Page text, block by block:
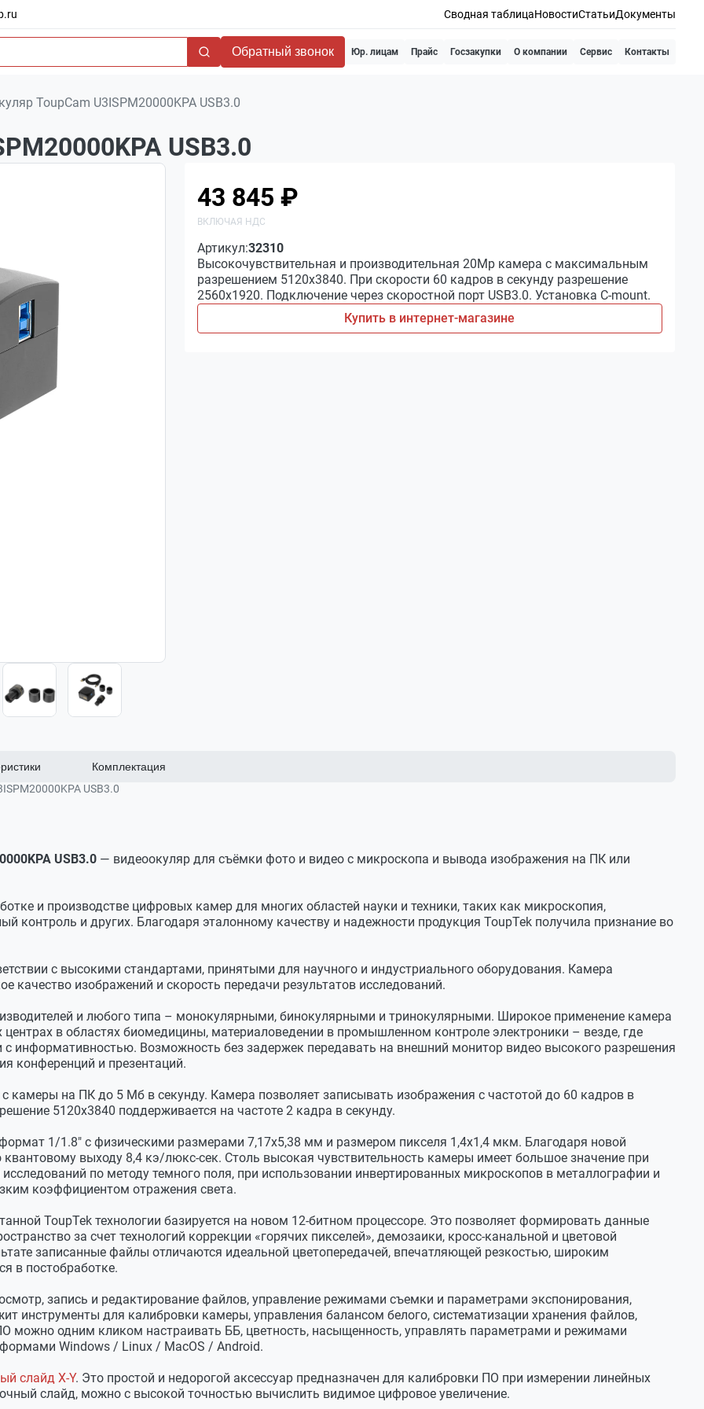
Сводная таблицаНовостиСтатьиДокументы
Обратный звонок Юр. лицам Прайс Госзакупки О компании Сервис Контакты
ToupCam U3ISPM20000KPA USB3.0
USB3.0
43 845 ₽
Артикул:32310
Высокочувствительная и производительная 20Мр камера с максимальным
разрешением 5120х3840. При скорости 60 кадров в секунду разрешение
2560х1920. Подключение через скоростной порт USB3.0. Установка C-mount.
Купить в интернет-магазине
Комплектация
USB3.0
USB3.0 — видеоокуляр для съёмки фото и видео с микроскопа и вывода изображения на ПК или
и производстве цифровых камер для многих областей науки и техники, таких как микроскопия,
контроль и других. Благодаря эталонному качеству и надежности продукция ToupTek получила признание во
с высокими стандартами, принятыми для научного и индустриального оборудования. Камера
качество изображений и скорость передачи результатов исследований.
и любого типа – монокулярными, бинокулярными и тринокулярными. Широкое применение камера
центрах в областях биомедицины, материаловедении в промышленном контроле электроники – везде, где
с информативностью. Возможность без задержек передавать на внешний монитор видео высокого разрешения
конференций и презентаций.
камеры на ПК до 5 Мб в секунду. Камера позволяет записывать изображения с частотой до 60 кадров в
5120х3840 поддерживается на частоте 2 кадра в секунду.
1/1.8" с физическими размерами 7,17х5,38 мм и размером пикселя 1,4х1,4 мкм. Благодаря новой
квантовому выходу 8,4 кэ/люкс-сек. Столь высокая чувствительность камеры имеет большое значение при
по методу темного поля, при использовании инвертированных микроскопов в металлографии и
коэффициентом отражения света.
ToupTek технологии базируется на новом 12-битном процессоре. Это позволяет формировать данные
за счет технологий коррекции «горячих пикселей», демозаики, кросс-канальной и цветовой
записанные файлы отличаются идеальной цветопередачей, впечатляющей резкостью, широким
в постобработке.
запись и редактирование файлов, управление режимами съемки и параметрами экспонирования,
инструменты для калибровки камеры, управления балансом белого, систематизации хранения файлов,
можно одним кликом настраивать ББ, цветность, насыщенность, управлять параметрами и режимами
Windows / Linux / МacOS / Android.
слайд X-Y. Это простой и недорогой аксессуар предназначен для калибровки ПО при измерении линейных
слайд, можно с высокой точностью вычислить видимое цифровое увеличение.
в секунду
и в металлографии
C-mount
Байера
вращающийся затвор)